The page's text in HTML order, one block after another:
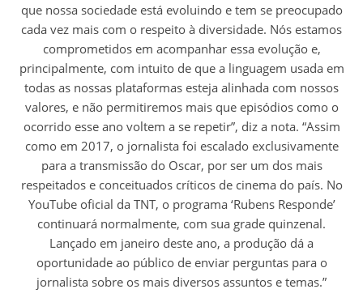
que nossa sociedade está evoluindo e tem se preocupado
cada vez mais com o respeito à diversidade. Nós estamos
comprometidos em acompanhar essa evolução e,
principalmente, com intuito de que a linguagem usada em
todas as nossas plataformas esteja alinhada com nossos
valores, e não permitiremos mais que episódios como o
ocorrido esse ano voltem a se repetir”, diz a nota. “Assim
como em 2017, o jornalista foi escalado exclusivamente
para a transmissão do Oscar, por ser um dos mais
respeitados e conceituados críticos de cinema do país. No
YouTube oficial da TNT, o programa ‘Rubens Responde’
continuará normalmente, com sua grade quinzenal.
Lançado em janeiro deste ano, a produção dá a
oportunidade ao público de enviar perguntas para o
jornalista sobre os mais diversos assuntos e temas.”